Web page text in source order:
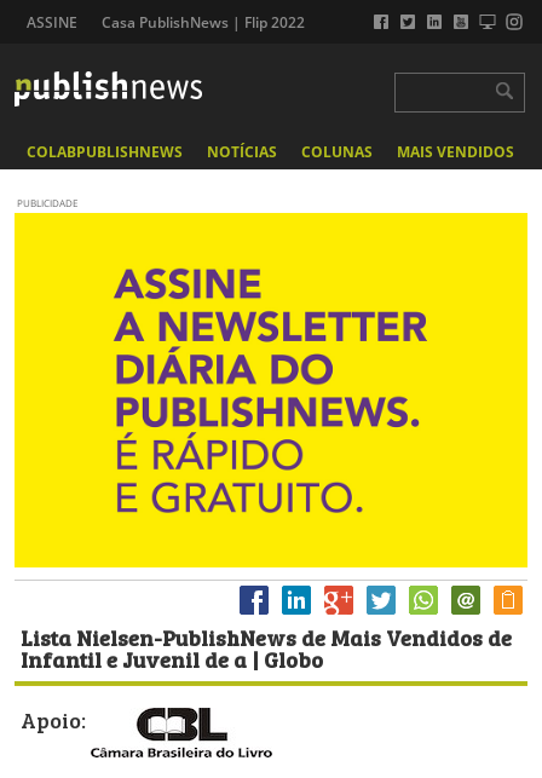
ASSINE Casa PublishNews | Flip 2022
COLABPUBLISHNEWS NOTÍCIAS COLUNAS MAIS VENDIDOS
PUBLICIDADE
Lista Nielsen-PublishNews de Mais Vendidos de
Infantil e Juvenil de a | Globo
Apoio: